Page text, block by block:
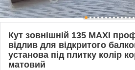
Кут зовнішній 135 MAXI
відлив для відкритого
установа під плитку колір
матовий